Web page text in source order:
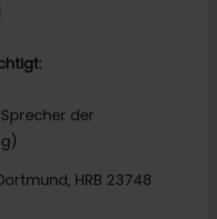
der
HRB 23748